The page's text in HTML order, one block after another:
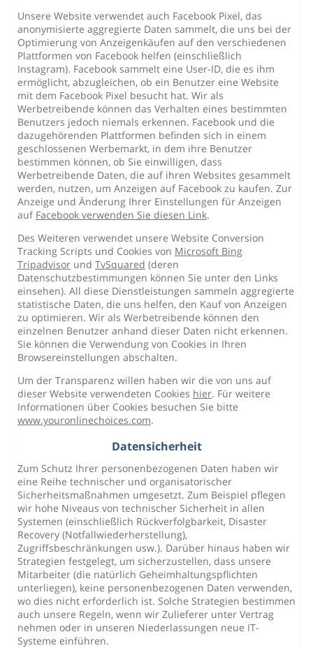
Unsere Website verwendet auch Facebook Pixel, das
anonymisierte aggregierte Daten sammelt, die uns bei der
Optimierung von Anzeigenkäufen auf den verschiedenen
Plattformen von Facebook helfen (einschließlich
Instagram). Facebook sammelt eine User-ID, die es ihm
ermöglicht, abzugleichen, ob ein Benutzer eine Website
mit dem Facebook Pixel besucht hat. Wir als
Werbetreibende können das Verhalten eines bestimmten
Benutzers jedoch niemals erkennen. Facebook und die
dazugehörenden Plattformen befinden sich in einem
geschlossenen Werbemarkt, in dem ihre Benutzer
bestimmen können, ob Sie einwilligen, dass
Werbetreibende Daten, die auf ihren Websites gesammelt
werden, nutzen, um Anzeigen auf Facebook zu kaufen. Zur
Anzeige und Änderung Ihrer Einstellungen für Anzeigen
auf Facebook verwenden Sie diesen Link.
Des Weiteren verwendet unsere Website Conversion
Tracking Scripts und Cookies von Microsoft Bing
Tripadvisor und TvSquared (deren
Datenschutzbestimmungen können Sie unter den Links
einsehen). All diese Dienstleistungen sammeln aggregierte
statistische Daten, die uns helfen, den Kauf von Anzeigen
zu optimieren. Wir als Werbetreibende können den
einzelnen Benutzer anhand dieser Daten nicht erkennen.
Sie können die Verwendung von Cookies in Ihren
Browsereinstellungen abschalten.
Um der Transparenz willen haben wir die von uns auf
dieser Website verwendeten Cookies hier. Für weitere
Informationen über Cookies besuchen Sie bitte
www.youronlinechoices.com.
Datensicherheit
Zum Schutz Ihrer personenbezogenen Daten haben wir
eine Reihe technischer und organisatorischer
Sicherheitsmaßnahmen umgesetzt. Zum Beispiel pflegen
wir hohe Niveaus von technischer Sicherheit in allen
Systemen (einschließlich Rückverfolgbarkeit, Disaster
Recovery (Notfallwiederherstellung),
Zugriffsbeschränkungen usw.). Darüber hinaus haben wir
Strategien festgelegt, um sicherzustellen, dass unsere
Mitarbeiter (die natürlich Geheimhaltungspflichten
unterliegen), keine personenbezogenen Daten verwenden,
wo dies nicht erforderlich ist. Solche Strategien bestimmen
auch unsere Regeln, wenn wir Zulieferer unter Vertrag
nehmen oder in unseren Niederlassungen neue IT-
Systeme einführen.